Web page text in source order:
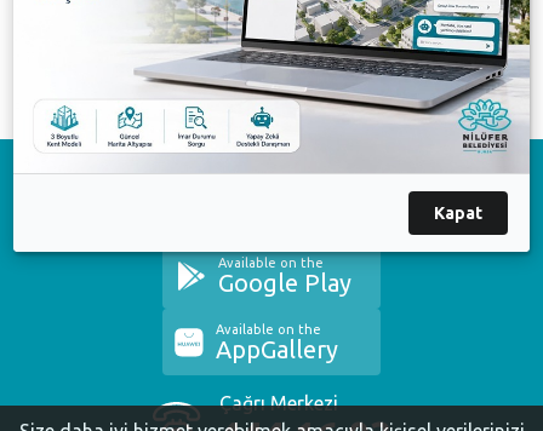
Görükle Spor Parkı fark yaratacak
Çağrı Merkezi
Available on the
Google Play
Available on the
AppGallery
Kapat